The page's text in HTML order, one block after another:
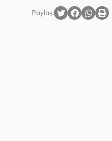
Paylaş: